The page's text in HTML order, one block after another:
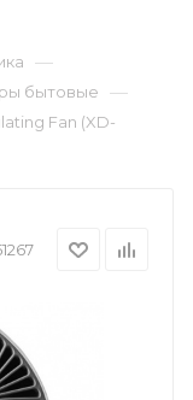
—
бытовые —
Fan (XD-